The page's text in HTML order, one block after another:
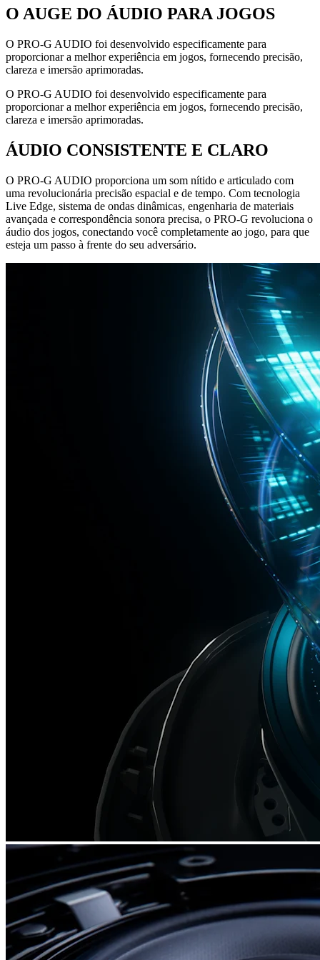
O AUGE DO ÁUDIO PARA JOGOS
O PRO-G AUDIO foi desenvolvido especificamente para
proporcionar a melhor experiência em jogos, fornecendo precisão,
clareza e imersão aprimoradas.
O PRO-G AUDIO foi desenvolvido especificamente para
proporcionar a melhor experiência em jogos, fornecendo precisão,
clareza e imersão aprimoradas.
ÁUDIO CONSISTENTE E CLARO
O PRO-G AUDIO proporciona um som nítido e articulado com
uma revolucionária precisão espacial e de tempo. Com tecnologia
Live Edge, sistema de ondas dinâmicas, engenharia de materiais
avançada e correspondência sonora precisa, o PRO-G revoluciona o
áudio dos jogos, conectando você completamente ao jogo, para que
esteja um passo à frente do seu adversário.